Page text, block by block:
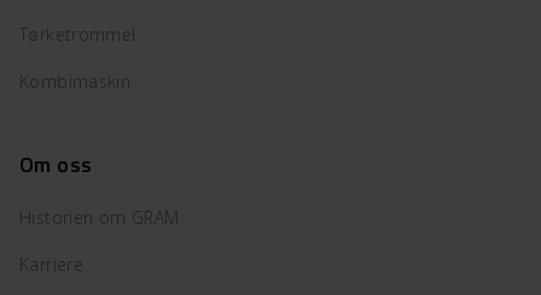
Tørketrommel
Kombimaskin
Om oss
Historien om GRAM
Karriere